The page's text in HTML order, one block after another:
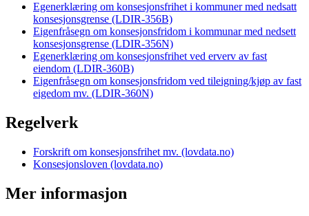
Egenerklæring om konsesjonsfrihet i kommuner med nedsatt
konsesjonsgrense (LDIR-356B)
Eigenfråsegn om konsesjonsfridom i kommunar med nedsett
konsesjonsgrense (LDIR-356N)
Egenerklæring om konsesjonsfrihet ved erverv av fast
eiendom (LDIR-360B)
Eigenfråsegn om konsesjonsfridom ved tileigning/kjøp av fast
eigedom mv. (LDIR-360N)
Regelverk
Forskrift om konsesjonsfrihet mv. (lovdata.no)
Konsesjonsloven (lovdata.no)
Mer informasjon